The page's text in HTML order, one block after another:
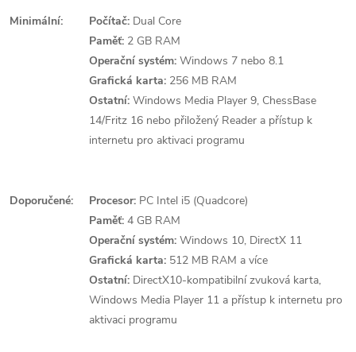
Minimální: Počítač: Dual Core
Paměť: 2 GB RAM
Operační systém: Windows 7 nebo 8.1
Grafická karta: 256 MB RAM
Ostatní: Windows Media Player 9, ChessBase
14/Fritz 16 nebo přiložený Reader a přístup k
internetu pro aktivaci programu
Doporučené: Procesor: PC Intel i5 (Quadcore)
Paměť: 4 GB RAM
Operační systém: Windows 10, DirectX 11
Grafická karta: 512 MB RAM a více
Ostatní: DirectX10-kompatibilní zvuková karta,
Windows Media Player 11 a přístup k internetu pro
aktivaci programu